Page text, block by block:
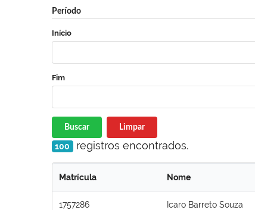
Período
Início
Fim
Buscar Limpar
100 registros encontrados.
Matrícula Nome
1757286 Icaro Barreto Souza